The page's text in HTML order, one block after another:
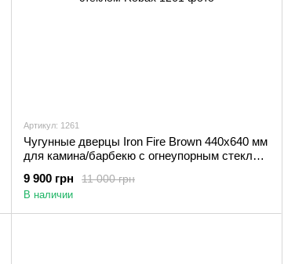
Артикул: 1261
Чугунные дверцы Iron Fire Brown 440x640 мм
для камина/барбекю с огнеупорным стеклом
11 000 грн
9 900 грн
В наличии